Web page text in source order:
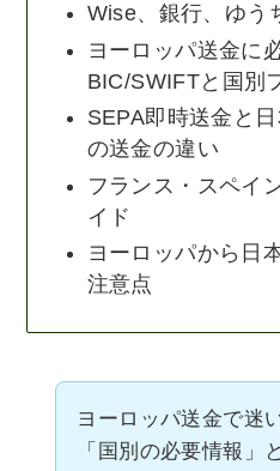
Wise、銀行、ゆう
ヨーロッパ送金に
BIC/SWIFTと国別
SEPA即時送金と
の送金の違い
フランス・スペイ
イド
ヨーロッパから日
注意点
ヨーロッパ送金で迷
「国別の必要情報」